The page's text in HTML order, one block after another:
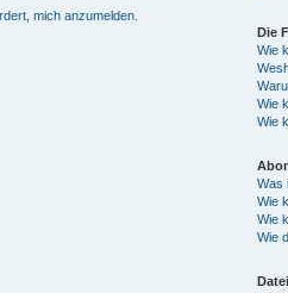
mich anzumelden.
Die
Wie
Wie
Wie
Was
Wie
Wie
Wie